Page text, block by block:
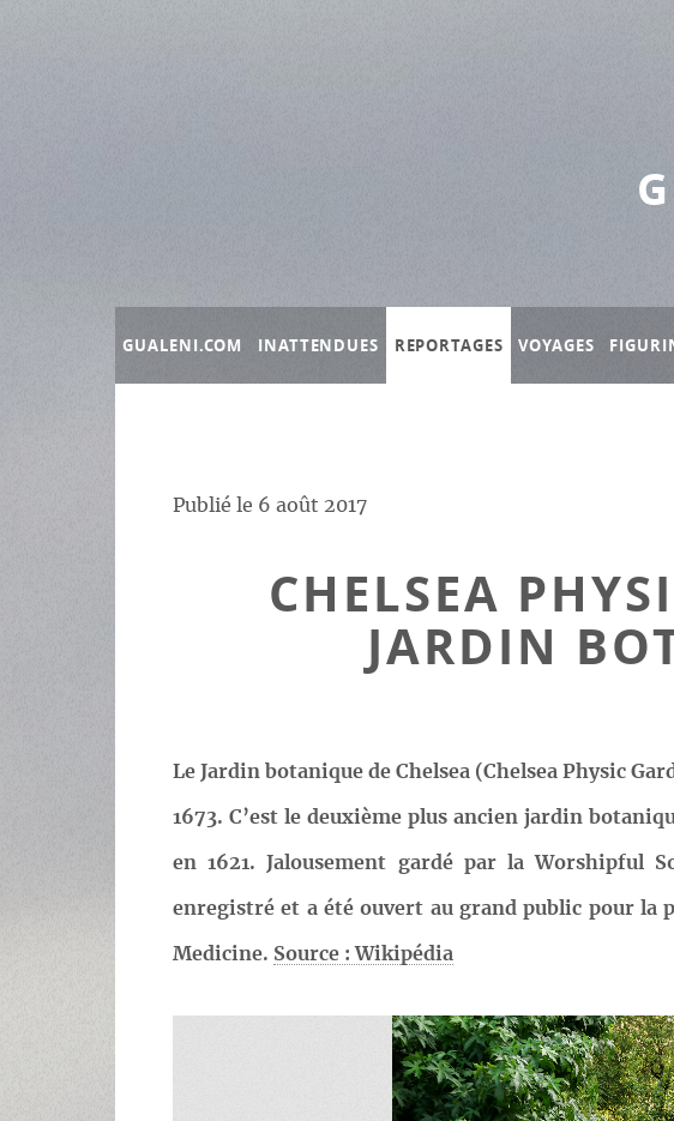
GUALENI.COM INATTENDUES REPORTAGES VOYAGES
Publié le 6 août 2017
CHELSEA
JARDIN
Le Jardin botanique de Chelsea (Chelsea Physic
1673. C’est le deuxième plus ancien jardin
en 1621. Jalousement gardé par la Worshipful
enregistré et a été ouvert au grand public pour la
Medicine. Source : Wikipédia